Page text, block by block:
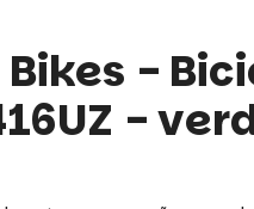
Bikes -
-